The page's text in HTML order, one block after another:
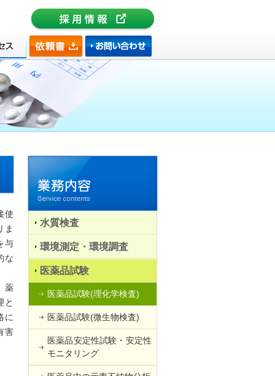
使
ま
与
な
薬
と
に
害
水質検査
環境測定・環境調査
医薬品試験
医薬品試験(理化学検査)
医薬品試験(微生物検査)
医薬品安定性試験・安定性
モニタリング